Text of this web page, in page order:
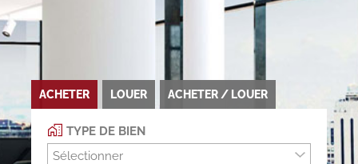
ACHETER LOUER ACHETER / LOUER
TYPE DE BIEN
Sélectionner